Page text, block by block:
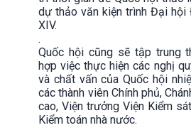
dự thảo văn kiện trình Đại
XIV.
.
Quốc hội cũng sẽ tập trung
hợp việc thực hiện các nghị
và chất vấn của Quốc hội
các thành viên Chính phủ,
cao, Viện trưởng Viện Kiểm
Kiểm toán nhà nước.